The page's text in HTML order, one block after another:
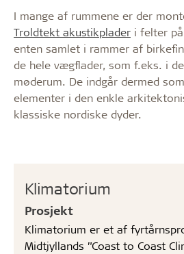
Klimatorium
Prosjekt
Klimatorium er et af
Midtjyllands ”Coast to Coast
I mange af rummene er der
Troldtekt akustikplader i felter
enten samlet i rammer af
de hele vægflader, som f.eks. i
møderum. De indgår dermed
elementer i den enkle
klassiske nordiske dyder.